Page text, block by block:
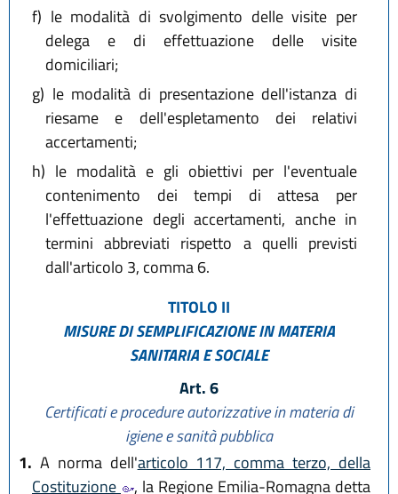
f) le modalità di svolgimento delle visite per
delega e di effettuazione delle visite
domiciliari;
g) le modalità di presentazione dell'istanza di
riesame e dell'espletamento dei relativi
accertamenti;
h) le modalità e gli obiettivi per l'eventuale
contenimento dei tempi di attesa per
l'effettuazione degli accertamenti, anche in
termini abbreviati rispetto a quelli previsti
dall'articolo 3, comma 6.
TITOLO II
MISURE DI SEMPLIFICAZIONE IN MATERIA
SANITARIA E SOCIALE
Art. 6
Certificati e procedure autorizzative in materia di
igiene e sanità pubblica
1. A norma dell'articolo 117, comma terzo, della
Costituzione
, la Regione Emilia-Romagna detta